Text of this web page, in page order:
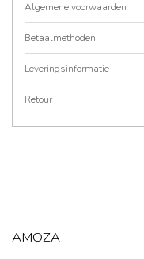
Algemene voorwaarden
Betaalmethoden
Leveringsinformatie
Retour
AMOZA